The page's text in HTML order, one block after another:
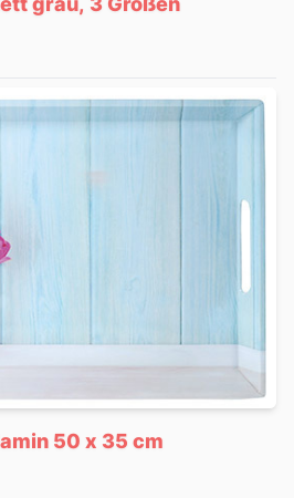
50 x 35 cm